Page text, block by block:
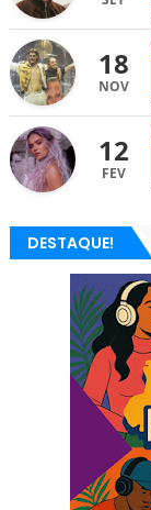
18
NOV
12
FEV
DESTAQUE!